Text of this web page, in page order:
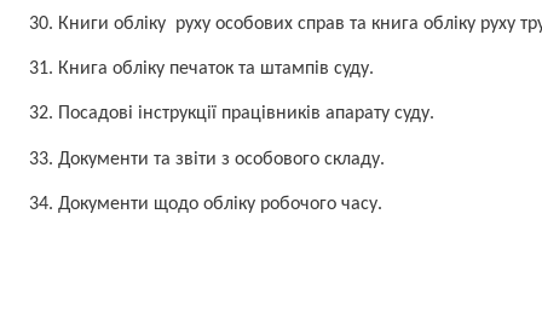
30. Книги обліку руху особових справ та книга обліку руху
31. Книга обліку печаток та штампів суду.
32. Посадові інструкції працівників апарату суду.
33. Документи та звіти з особового складу.
34. Документи щодо обліку робочого часу.